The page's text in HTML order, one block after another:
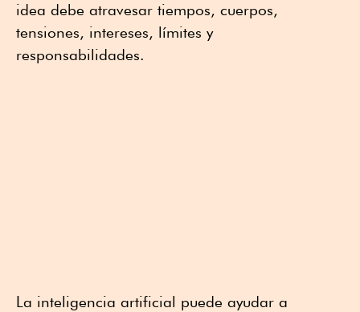
idea debe atravesar tiempos, cuerpos,
tensiones, intereses, límites y
responsabilidades.
La inteligencia artificial puede ayudar a